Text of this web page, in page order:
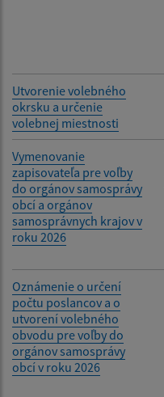
Utvorenie volebného
okrsku a určenie
volebnej miestnosti
Vymenovanie
zapisovateľa pre voľby
do orgánov samosprávy
obcí a orgánov
samosprávnych krajov v
roku 2026
Oznámenie o určení
počtu poslancov a o
utvorení volebného
obvodu pre voľby do
orgánov samosprávy
obcí v roku 2026